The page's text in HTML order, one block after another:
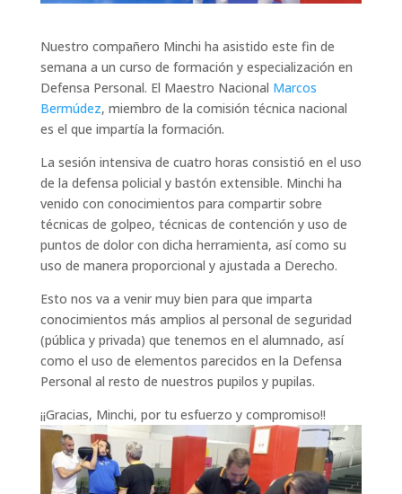
Nuestro compañero Minchi ha asistido este fin de
semana a un curso de formación y especialización en
Defensa Personal. El Maestro Nacional Marcos
Bermúdez, miembro de la comisión técnica nacional
es el que impartía la formación.
La sesión intensiva de cuatro horas consistió en el uso
de la defensa policial y bastón extensible. Minchi ha
venido con conocimientos para compartir sobre
técnicas de golpeo, técnicas de contención y uso de
puntos de dolor con dicha herramienta, así como su
uso de manera proporcional y ajustada a Derecho.
Esto nos va a venir muy bien para que imparta
conocimientos más amplios al personal de seguridad
(pública y privada) que tenemos en el alumnado, así
como el uso de elementos parecidos en la Defensa
Personal al resto de nuestros pupilos y pupilas.
¡¡Gracias, Minchi, por tu esfuerzo y compromiso!!